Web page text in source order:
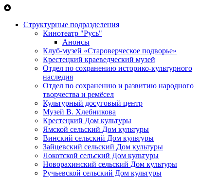
Перейти к основному содержанию
Структурные подразделения
Кинотеатр "Русь"
Анонсы
Клуб-музей «Староверческое подворье»
Крестецкий краеведческий музей
Отдел по сохранению историко-культурного
наследия
Отдел по сохранению и развитию народного
творчества и ремёсел
Культурный досуговый центр
Музей В. Хлебникова
Крестецкий Дом культуры
Ямской сельский Дом культуры
Винский сельский Дом культуры
Зайцевский сельский Дом культуры
Локотской сельский Дом культуры
Новорахинский сельский Дом культуры
Ручьевской сельский Дом культуры